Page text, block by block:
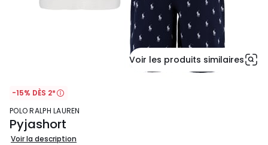
Voir les produits similaires
-15% DÈS 2*
POLO RALPH LAUREN
Pyjashort
Voir la description